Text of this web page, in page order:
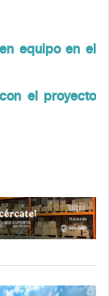
equipo en el
el proyecto